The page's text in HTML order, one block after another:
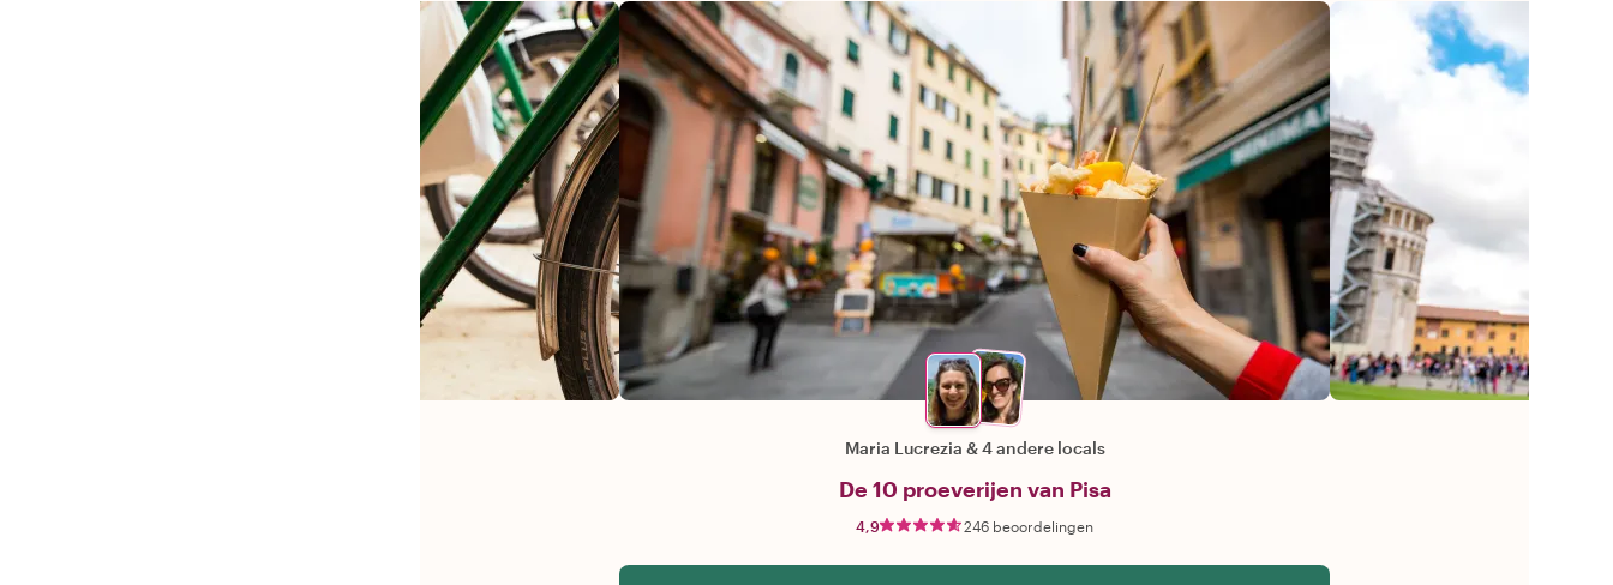
Maria Lucrezia &4 andere locals
De 10 proeverijen van Pisa
4,9 246 beoordelingen